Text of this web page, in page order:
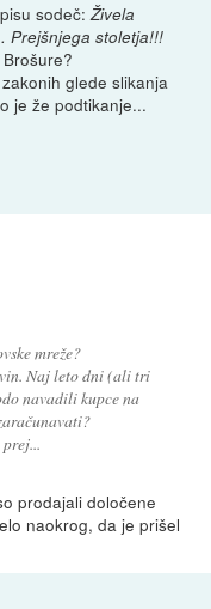
sodeč:Živela
Prejšnjega stoletja!!!
glede slikanja
je že podtikanje...
mreže?
Naj leto dni (ali tri
navadili kupce na
prodajali določene
naokrog, da je prišel